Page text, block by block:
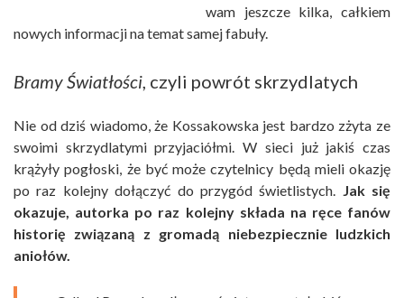
wam jeszcze kilka, całkiem
nowych informacji na temat samej fabuły.
Bramy Światłości, czyli powrót skrzydlatych
Nie od dziś wiadomo, że Kossakowska jest bardzo zżyta ze
swoimi skrzydlatymi przyjaciółmi. W sieci już jakiś czas
krążyły pogłoski, że być może czytelnicy będą mieli okazję
po raz kolejny dołączyć do przygód świetlistych. Jak się
okazuje, autorka po raz kolejny składa na ręce fanów
historię związaną z gromadą niebezpiecznie ludzkich
aniołów.